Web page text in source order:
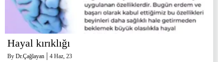
Hayal kırıklığı
By Dr.Çağlayan | 4 Haz, 23